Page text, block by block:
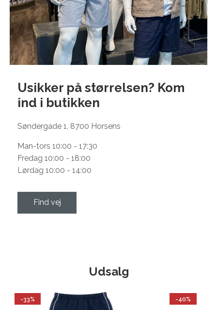
Usikker på størrelsen? Kom
ind i butikken
Søndergade 1, 8700 Horsens
Man-tors 10:00 - 17:30
Fredag 10:00 - 18:00
Lørdag 10:00 - 14:00
Find vej
Udsalg
-33% -40%